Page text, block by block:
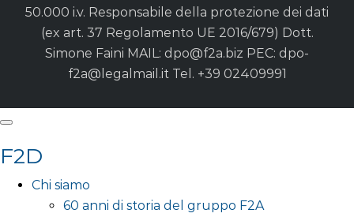
50.000 i.v. Responsabile della protezione dei dati
(ex art. 37 Regolamento UE 2016/679) Dott.
Simone Faini MAIL: dpo@f2a.biz PEC: dpo-
f2a@legalmail.itTel. +39 02409991
F2D
Chi siamo
60 anni di storia del gruppo F2A